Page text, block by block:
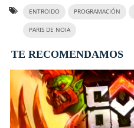
ENTROIDO PROGRAMACIÓN
PARIS DE NOIA
TE RECOMENDAMOS